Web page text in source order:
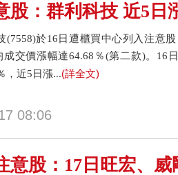
股：群利科技 近5日
(7558)於16日遭櫃買中心列入注意
成交價漲幅達64.68％(第二款)。
，近5日漲...(詳全文)
08:06
意股：17日旺宏、